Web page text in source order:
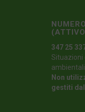
347 25
Situazioni
Non
gestiti